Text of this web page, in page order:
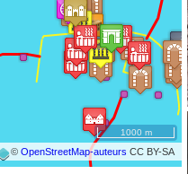
©OpenStreetMap-auteurs CC BY-SA
1000 m